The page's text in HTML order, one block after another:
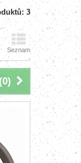
3
Seznam
0)